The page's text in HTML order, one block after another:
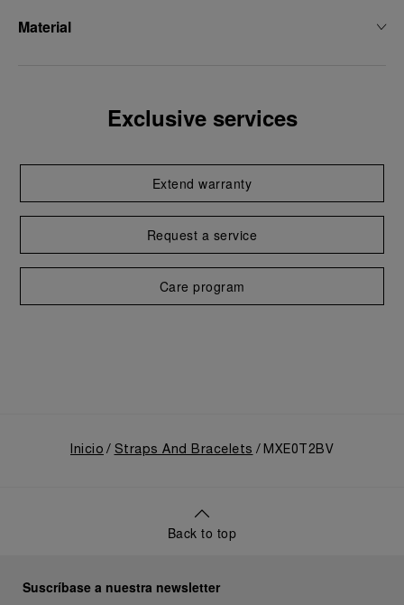
Material
Exclusive services
Extend warranty
Request a service
Care program
Inicio Straps And Bracelets MXE0T2BV
Back to top
Suscríbase a nuestra newsletter